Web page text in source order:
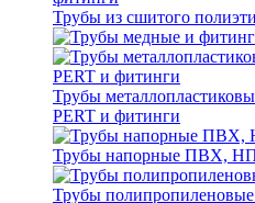
Трубы из сшитого
Трубы
PERT и фитинги
Трубы напорные ПВХ,
Трубы